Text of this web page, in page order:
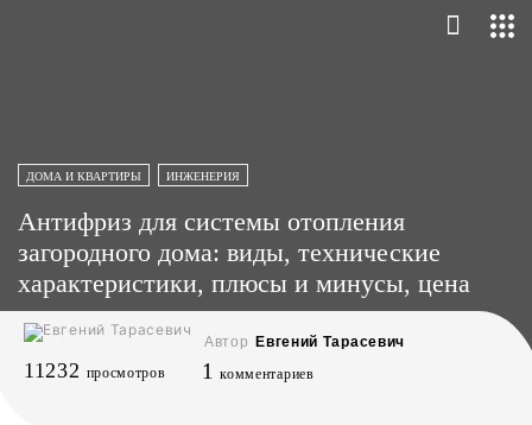
ДОМА И КВАРТИРЫ ИНЖЕНЕРИЯ
Антифриз для системы отопления
загородного дома: виды, технические
характеристики, плюсы и минусы, цена
Автор Евгений Тарасевич
11232 просмотров 1 комментариев